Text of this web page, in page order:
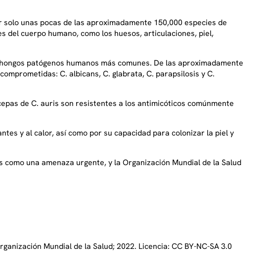
unas pocas de las aproximadamente 150,000 especies de
del cuerpo humano, como los huesos, articulaciones, piel,
patógenos humanos más comunes. De las aproximadamente
C. albicans, C. glabrata, C. parapsilosis y C.
de C. auris son resistentes a los antimicóticos comúnmente
y al calor, así como por su capacidad para colonizar la piel y
una amenaza urgente, y la Organización Mundial de la Salud
Mundial de la Salud; 2022. Licencia: CC BY-NC-SA 3.0